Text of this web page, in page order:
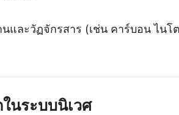
และวัฏจักรสาร (เช่น คาร์บอน ไนโ
นระบบนิเวศ